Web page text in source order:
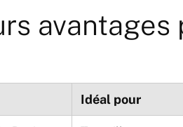
avantages
Idéal pour